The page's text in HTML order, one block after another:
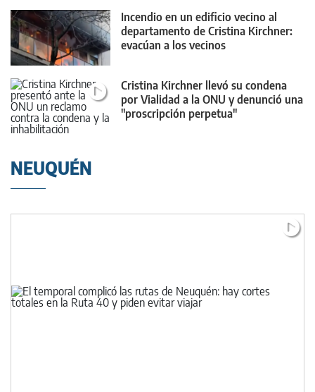
Incendio en un edificio vecino al
departamento de Cristina Kirchner:
evacúan a los vecinos
Cristina Kirchner llevó su condena
por Vialidad a la ONU y denunció una
"proscripción perpetua"
NEUQUÉN